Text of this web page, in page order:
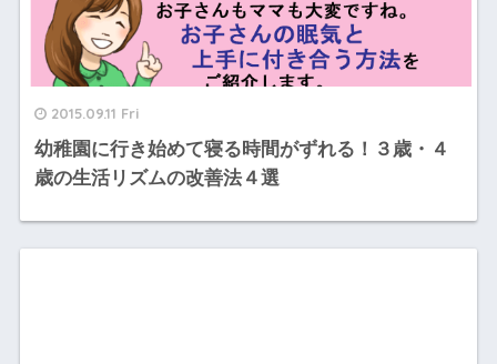
2015.09.11 Fri
幼稚園に行き始めて寝る時間がずれる！３歳・４
歳の生活リズムの改善法４選